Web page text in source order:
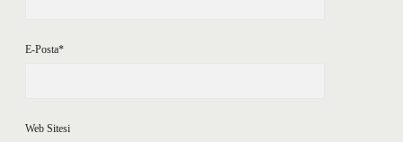
E-Posta*
Web Sitesi